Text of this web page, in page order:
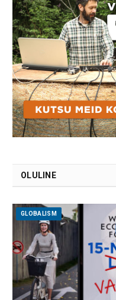
OLULINE
GLOBALISM